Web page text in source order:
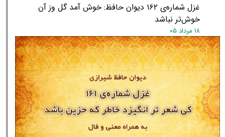
غزل شماره‌ی ۱۶۲ دیوان حافظ: خوش آمد گل وز آن
خوش‌تر نباشد
۱۸ مرداد ۰۵